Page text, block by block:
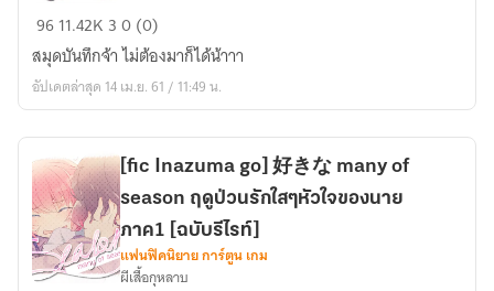
สมุด
บันทึก!
9611.42K 30 (0)
สมุดบันทึกจ้า ไม่ต้องมาก็ได้น้าาา
อัปเดตล่าสุด 14 เม.ย. 61 / 11:49 น.
[fic Inazuma go] 好きな many of
season ฤดูป่วนรักใสๆหัวใจของนาย
ภาค1 [ฉบับรีไรท์]
แฟนฟิคนิยาย การ์ตูน เกม
ผีเสื้อกุหลาบ